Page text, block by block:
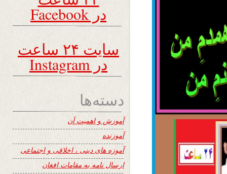
در Facebook
سایت ۲۴ ساعت
در Instagram
دسته‌ها
آموزش و اهمیت آن
آموزنده
آموزه های دینی ، اخلاقی و اجتماعی
ارسال نامه به مقامات افغان